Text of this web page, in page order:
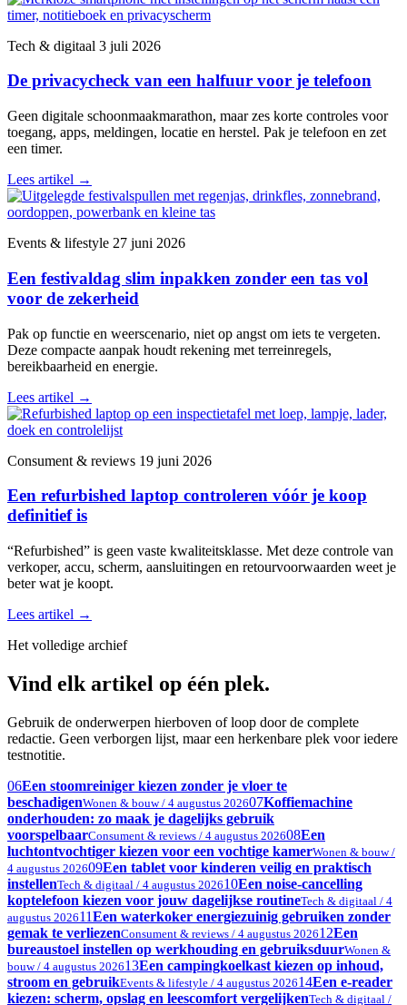
Tech & digitaal 3 juli 2026
De privacycheck van een halfuur voor je telefoon
Geen digitale schoonmaakmarathon, maar zes korte controles voor
toegang, apps, meldingen, locatie en herstel. Pak je telefoon en zet
een timer.
Lees artikel →
Events & lifestyle 27 juni 2026
Een festivaldag slim inpakken zonder een tas vol
voor de zekerheid
Pak op functie en weerscenario, niet op angst om iets te vergeten.
Deze compacte aanpak houdt rekening met terreinregels,
bereikbaarheid en energie.
Lees artikel →
Consument & reviews 19 juni 2026
Een refurbished laptop controleren vóór je koop
definitief is
“Refurbished” is geen vaste kwaliteitsklasse. Met deze controle van
verkoper, accu, scherm, aansluitingen en retourvoorwaarden weet je
beter wat je koopt.
Lees artikel →
Het volledige archief
Vind elk artikel op één plek.
Gebruik de onderwerpen hierboven of loop door de complete
redactie. Geen verborgen lijst, maar een herkenbare plek voor iedere
testnotitie.
06Een stoomreiniger kiezen zonder je vloer te
beschadigenWonen & bouw / 4 augustus 202607Koffiemachine
onderhouden: zo maak je dagelijks gebruik
voorspelbaarConsument & reviews / 4 augustus 202608Een
luchtontvochtiger kiezen voor een vochtige kamerWonen & bouw /
4 augustus 202609Een tablet voor kinderen veilig en praktisch
instellenTech & digitaal / 4 augustus 202610Een noise-cancelling
koptelefoon kiezen voor jouw dagelijkse routineTech & digitaal / 4
augustus 202611Een waterkoker energiezuinig gebruiken zonder
gemak te verliezenConsument & reviews / 4 augustus 202612Een
bureaustoel instellen op werkhouding en gebruiksduurWonen &
bouw / 4 augustus 202613Een campingkoelkast kiezen op inhoud,
stroom en gebruikEvents & lifestyle / 4 augustus 202614Een e-reader
kiezen: scherm, opslag en leescomfort vergelijkenTech & digitaal /